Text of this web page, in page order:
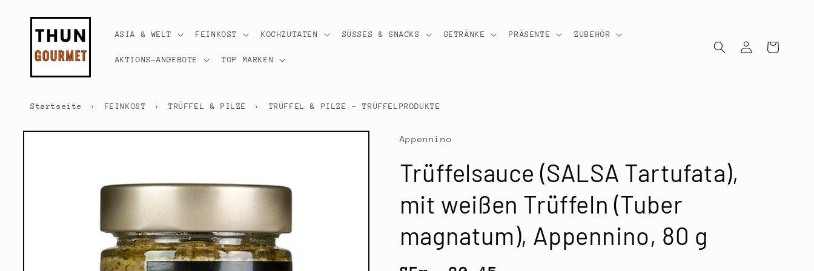
ASIA & WELT FEINKOST KOCHZUTATEN SÜSSES & SNACKS GETRÄNKE PRÄSENTE ZUBEHÖR
AKTIONS-ANGEBOTE TOP MARKEN
EinloggenWarenkorb
Startseite › FEINKOST › TRÜFFEL & PILZE › TRÜFFEL & PILZE - TRÜFFELPRODUKTE
Appennino
Trüffelsauce (SALSA Tartufata),
mit weißen Trüffeln (Tuber
magnatum), Appennino, 80 g
Normaler